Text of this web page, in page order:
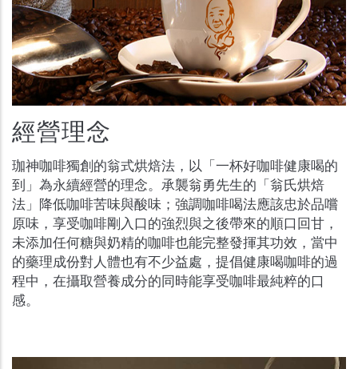
經營理念
珈神咖啡獨創的翁式烘焙法，以「一杯好咖啡健康喝的
到」為永續經營的理念。承襲翁勇先生的「翁氏烘焙
法」降低咖啡苦味與酸味；強調咖啡喝法應該忠於品嚐
原味，享受咖啡剛入口的強烈與之後帶來的順口回甘，
未添加任何糖與奶精的咖啡也能完整發揮其功效，當中
的藥理成份對人體也有不少益處，提倡健康喝咖啡的過
程中，在攝取營養成分的同時能享受咖啡最純粹的口
感。